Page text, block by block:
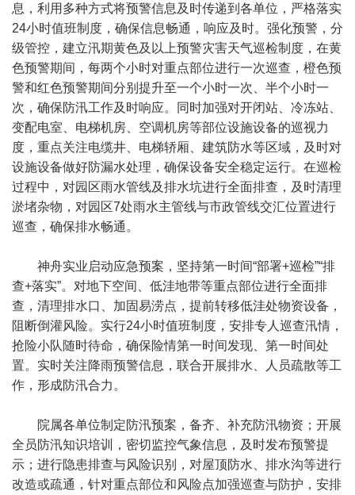
息，利用多种方式将预警信息及时传递到各单位，严格落实
24小时值班制度，确保信息畅通，响应及时。强化预警，分
级管控，建立汛期黄色及以上预警灾害天气巡检制度，在黄
色预警期间，每两个小时对重点部位进行一次巡查，橙色预
警和红色预警期间分别提升至一个小时一次、半个小时一
次，确保防汛工作及时响应。同时加强对开闭站、冷冻站、
变配电室、电梯机房、空调机房等部位设施设备的巡视力
度，重点关注电缆井、电梯轿厢、建筑防水等区域，及时对
设施设备做好防漏水处理，确保设备安全稳定运行。在巡检
过程中，对园区雨水管线及排水坑进行全面排查，及时清理
淤堵杂物，对园区7处雨水主管线与市政管线交汇位置进行
巡查，确保排水畅通。
神舟实业启动应急预案，坚持第一时间“部署+巡检”“排
查+落实”。对地下空间、低洼地带等重点部位进行全面排
查，清理排水口、加固易涝点，提前转移低洼处物资设备，
阻断倒灌风险。实行24小时值班制度，安排专人巡查汛情，
抢险小队随时待命，确保险情第一时间发现、第一时间处
置。实时关注降雨预警信息，联合开展排水、人员疏散等工
作，形成防汛合力。
院属各单位制定防汛预案，备齐、补充防汛物资；开展
全员防汛知识培训，密切监控气象信息，及时发布预警提
示；进行隐患排查与风险识别，对屋顶防水、排水沟等进行
改造或疏通，针对重点部位和风险点加强巡查与防护，安排